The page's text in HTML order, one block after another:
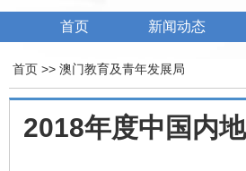
首页 新闻动态
首页 >> 澳门教育及青年发展局
2018年度中国内